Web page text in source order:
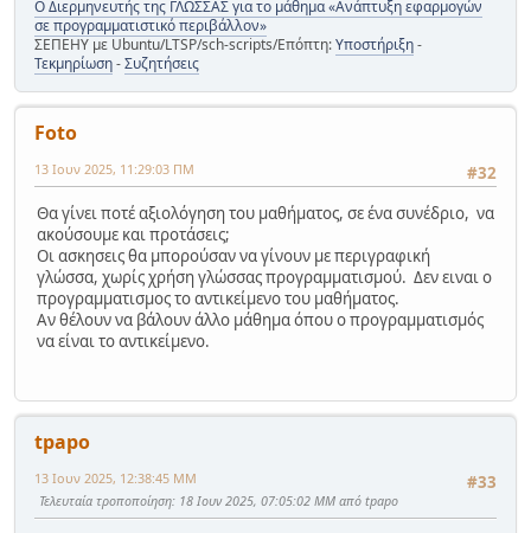
Ο Διερμηνευτής της ΓΛΩΣΣΑΣ για το μάθημα «Ανάπτυξη εφαρμογών
σε προγραμματιστικό περιβάλλον»
ΣΕΠΕΗΥ με Ubuntu/LTSP/sch-scripts/Επόπτη:Υποστήριξη-
Τεκμηρίωση-Συζητήσεις
Foto
#32
13 Ιουν 2025, 11:29:03 ΠΜ
Θα γίνει ποτέ αξιολόγηση του μαθήματος, σε ένα συνέδριο, να
ακούσουμε και προτάσεις;
Οι ασκησεις θα μπορούσαν να γίνουν με περιγραφική
γλώσσα, χωρίς χρήση γλώσσας προγραμματισμού. Δεν ειναι ο
προγραμματισμος το αντικείμενο του μαθήματος.
Αν θέλουν να βάλουν άλλο μάθημα όπου ο προγραμματισμός
να είναι το αντικείμενο.
tpapo
#33
13 Ιουν 2025, 12:38:45 ΜΜ
Τελευταία τροποποίηση: 18 Ιουν 2025, 07:05:02 ΜΜ από tpapo